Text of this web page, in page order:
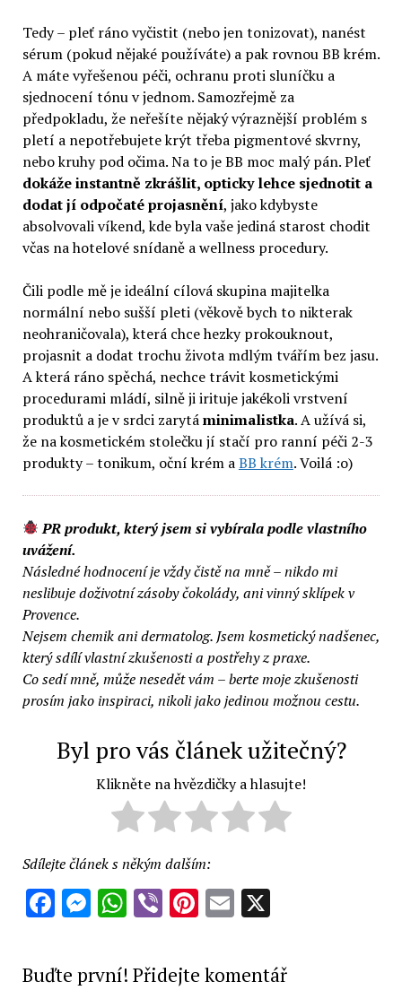
Tedy – pleť ráno vyčistit (nebo jen tonizovat), nanést
sérum (pokud nějaké používáte) a pak rovnou BB krém.
A máte vyřešenou péči, ochranu proti sluníčku a
sjednocení tónu v jednom. Samozřejmě za
předpokladu, že neřešíte nějaký výraznější problém s
pletí a nepotřebujete krýt třeba pigmentové skvrny,
nebo kruhy pod očima. Na to je BB moc malý pán. Pleť
dokáže instantně zkrášlit, opticky lehce sjednotit a
dodat jí odpočaté projasnění, jako kdybyste
absolvovali víkend, kde byla vaše jediná starost chodit
včas na hotelové snídaně a wellness procedury.
Čili podle mě je ideální cílová skupina majitelka
normální nebo sušší pleti (věkově bych to nikterak
neohraničovala), která chce hezky prokouknout,
projasnit a dodat trochu života mdlým tvářím bez jasu.
A která ráno spěchá, nechce trávit kosmetickými
procedurami mládí, silně ji irituje jakékoli vrstvení
produktů a je v srdci zarytáminimalistka. A užívá si,
že na kosmetickém stolečku jí stačí pro ranní péči 2-3
produkty – tonikum, oční krém aBB krém. Voilá :o)
PR produkt, který jsem si vybírala podle vlastního
uvážení.
Následné hodnocení je vždy čistě na mně – nikdo mi
neslibuje doživotní zásoby čokolády, ani vinný sklípek v
Provence.
Nejsem chemik ani dermatolog. Jsem kosmetický nadšenec,
který sdílí vlastní zkušenosti a postřehy z praxe.
Co sedí mně, může nesedět vám – berte moje zkušenosti
prosím jako inspiraci, nikoli jako jedinou možnou cestu.
Byl pro vás článek užitečný?
Klikněte na hvězdičky a hlasujte!
Sdílejte článek s někým dalším:
Facebook
Messenger
WhatsApp
ViberPinterest
Email
X
Buďte první! Přidejte komentář